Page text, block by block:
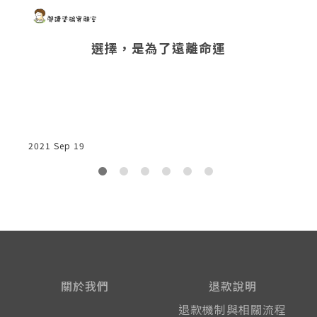
選擇，是為了遠離命運
2021 Sep 19
關於我們
退款說明
退款機制與相關流程